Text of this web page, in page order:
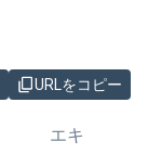
URLをコピー
エキ